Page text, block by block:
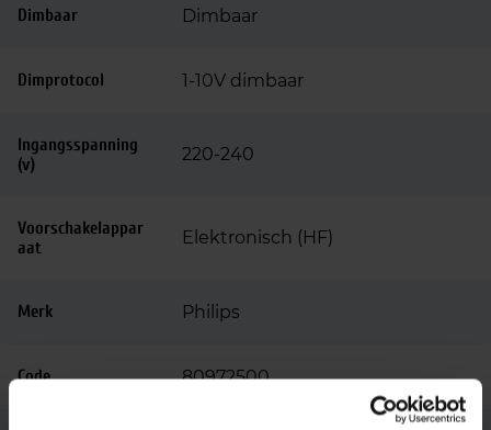
Dimbaar Dimbaar
Dimprotocol 1-10V dimbaar
Ingangsspanning
(v)
220-240
Voorschakelappar
aat
Elektronisch (HF)
Merk Philips
Code 80972500